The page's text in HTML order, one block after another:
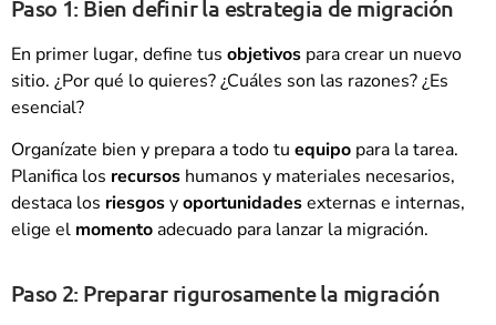
Paso 1: Bien definir la estrategia de migración
En primer lugar, define tus objetivos para crear un nuevo
sitio. ¿Por qué lo quieres? ¿Cuáles son las razones? ¿Es
esencial?
Organízate bien y prepara a todo tu equipo para la tarea.
Planifica los recursos humanos y materiales necesarios,
destaca los riesgosyoportunidadesexternas e internas,
elige el momentoadecuado para lanzar la migración.
Paso 2: Preparar rigurosamente la migración